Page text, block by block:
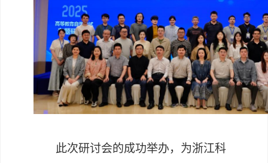
此次研讨会的成功举办，为浙江科